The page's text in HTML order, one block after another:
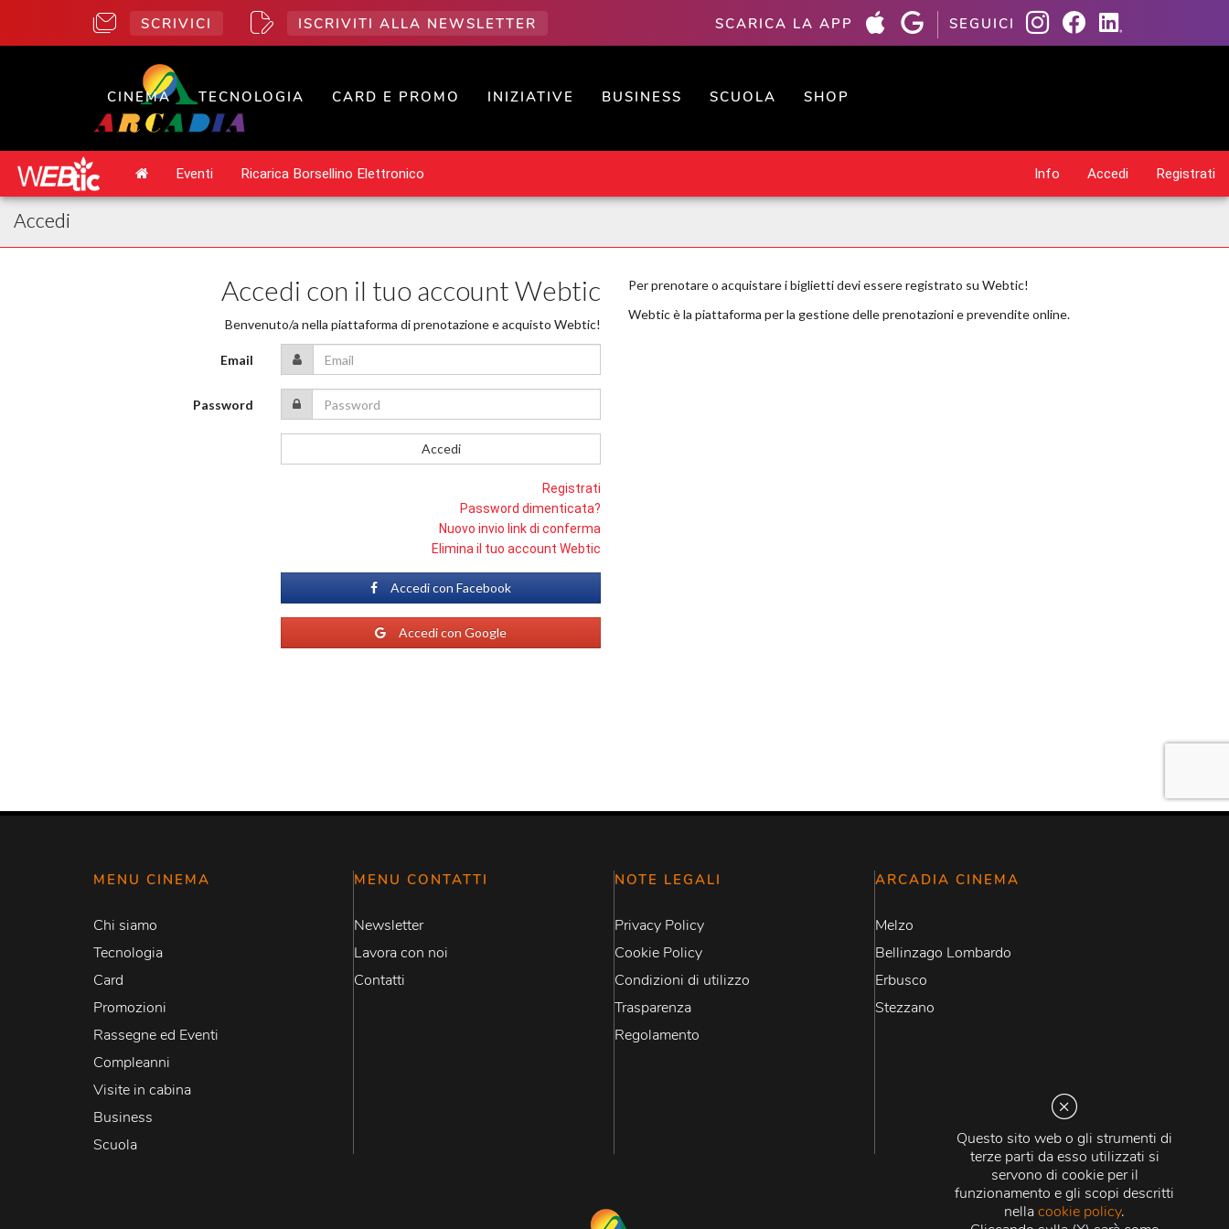
Questo sito web o gli strumenti di
terze parti da esso utilizzati si
servono di cookie per il
funzionamento e gli scopi descritti
nellacookie policy.
SCRIVICI ISCRIVITI ALLA NEWSLETTER SCARICA LA APP SEGUICI
CINEMA TECNOLOGIA CARD E PROMO INIZIATIVE BUSINESS SCUOLA SHOP
MENU CINEMA
Chi siamo
Tecnologia
Card
Promozioni
Rassegne ed Eventi
Compleanni
Visite in cabina
Business
Scuola
MENU CONTATTI
Newsletter
Lavora con noi
Contatti
NOTE LEGALI
Privacy Policy
Cookie Policy
Condizioni di utilizzo
Trasparenza
Regolamento
ARCADIA CINEMA
Melzo
Bellinzago Lombardo
Erbusco
Stezzano